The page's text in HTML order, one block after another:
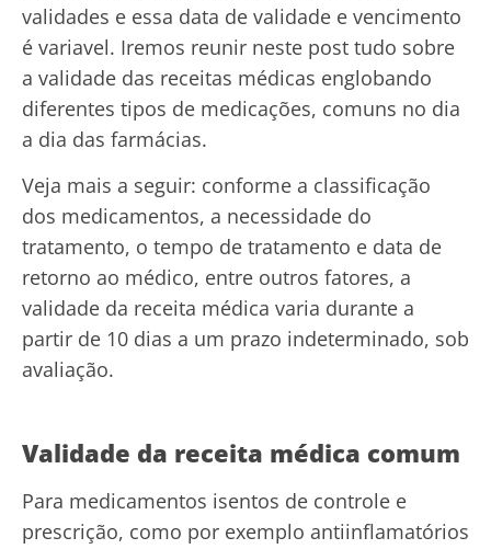
validades e essa data de validade e vencimento
é variavel. Iremos reunir neste post tudo sobre
a validade das receitas médicas englobando
diferentes tipos de medicações, comuns no dia
a dia das farmácias.
Veja mais a seguir: conforme a classificação
dos medicamentos, a necessidade do
tratamento, o tempo de tratamento e data de
retorno ao médico, entre outros fatores, a
validade da receita médica varia durante a
partir de 10 dias a um prazo indeterminado, sob
avaliação.
Validade da receita médica comum
Para medicamentos isentos de controle e
prescrição, como por exemplo antiinflamatórios